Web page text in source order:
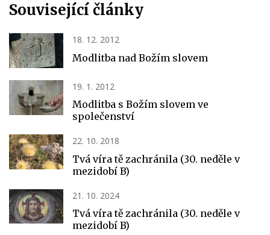
Související články
18. 12. 2012
Modlitba nad Božím slovem
19. 1. 2012
Modlitba s Božím slovem ve
společenství
22. 10. 2018
Tvá víra tě zachránila (30. neděle v
mezidobí B)
21. 10. 2024
Tvá víra tě zachránila (30. neděle v
mezidobí B)